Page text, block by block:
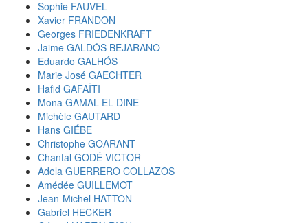
Sophie FAUVEL
Xavier FRANDON
Georges FRIEDENKRAFT
Jaime GALDÓS BEJARANO
Eduardo GALHÓS
Marie José GAECHTER
Hafid GAFAÏTI
Mona GAMAL EL DINE
Michèle GAUTARD
Hans GIÉBE
Christophe GOARANT
Chantal GODÉ-VICTOR
Adela GUERRERO COLLAZOS
Amédée GUILLEMOT
Jean-Michel HATTON
Gabriel HECKER